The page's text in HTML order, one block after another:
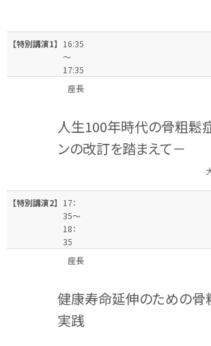
【特別講演1】 16:35
～
17:35
座長
人生100年時代の骨粗鬆
ンの改訂を踏まえて－
【特別講演2】 17：
35～
18：
35
座長
健康寿命延伸のための骨
実践